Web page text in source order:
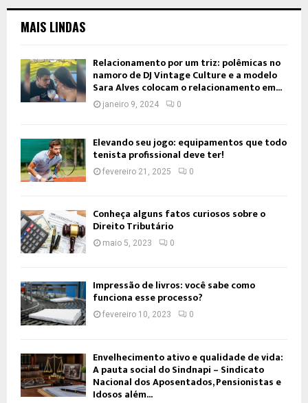
MAIS LINDAS
Relacionamento por um triz: polêmicas no
namoro de DJ Vintage Culture e a modelo
Sara Alves colocam o relacionamento em...
janeiro 9, 2024 0
Elevando seu jogo: equipamentos que todo
tenista profissional deve ter!
fevereiro 21, 2025 0
Conheça alguns fatos curiosos sobre o
Direito Tributário
maio 5, 2023 0
Impressão de livros: você sabe como
funciona esse processo?
fevereiro 10, 2023 0
Envelhecimento ativo e qualidade de vida:
A pauta social do Sindnapi – Sindicato
Nacional dos Aposentados, Pensionistas e
Idosos além...